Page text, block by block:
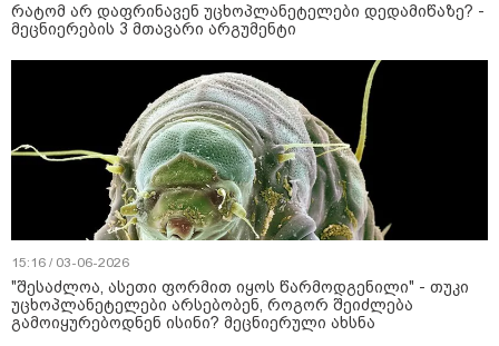
რატომ არ დაფრინავენ უცხოპლანეტელები დედამიწაზე? -
მეცნიერების 3 მთავარი არგუმენტი
15:16 / 03-06-2026
"შესაძლოა, ასეთი ფორმით იყოს წარმოდგენილი" - თუკი
უცხოპლანეტელები არსებობენ, როგორ შეიძლება
გამოიყურებოდნენ ისინი? მეცნიერული ახსნა